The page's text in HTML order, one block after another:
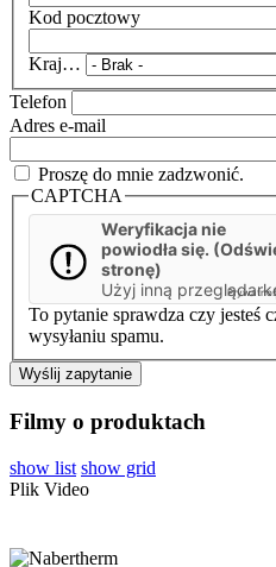
Kod pocztowy
Kraj…
Telefon
Adres e-mail
Proszę do mnie zadzwonić.
CAPTCHA
Weryfikacja nie
powiodła się.
stronę)
Użyj inną
To pytanie sprawdza czy jesteś
wysyłaniu spamu.
Filmy o produktach
show list show grid
Plik Video